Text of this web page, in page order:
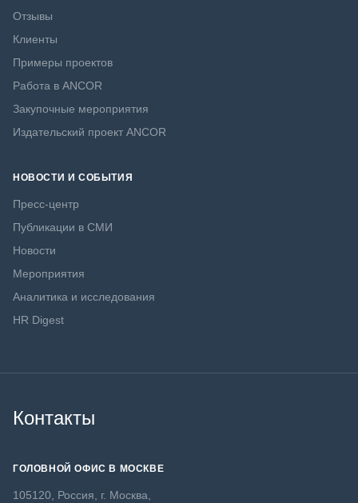
Отзывы
Клиенты
Примеры проектов
Работа в ANCOR
Закупочные мероприятия
Издательский проект ANCOR
НОВОСТИ И СОБЫТИЯ
Пресс-центр
Публикации в СМИ
Новости
Мероприятия
Аналитика и исследования
HR Digest
Контакты
ГОЛОВНОЙ ОФИС В МОСКВЕ
105120, Россия, г. Москва,